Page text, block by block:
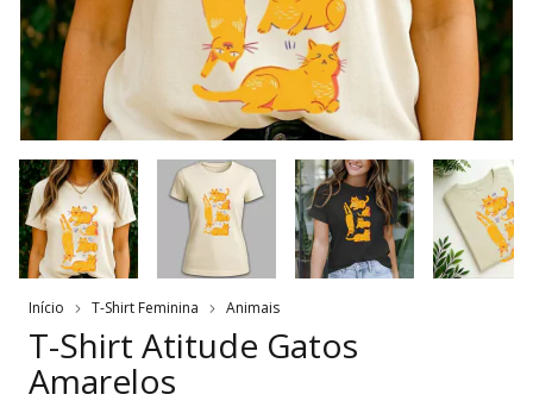
Início T-Shirt Feminina Animais
T-Shirt Atitude Gatos
Amarelos